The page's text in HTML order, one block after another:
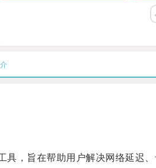
，旨在帮助用户解决网络延迟、